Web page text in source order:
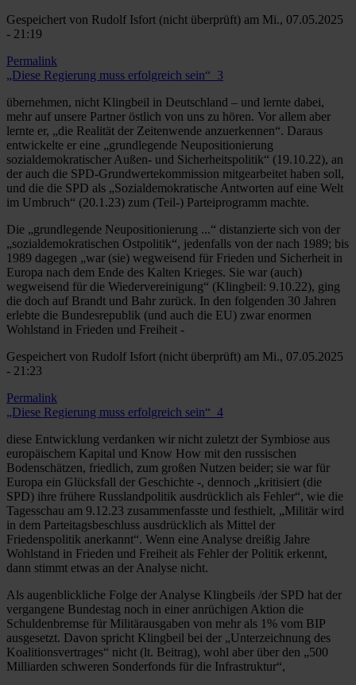
Gespeichert von Rudolf Isfort (nicht überprüft) am Mi., 07.05.2025
- 21:19
Permalink
„Diese Regierung muss erfolgreich sein“_3
übernehmen, nicht Klingbeil in Deutschland – und lernte dabei,
mehr auf unsere Partner östlich von uns zu hören. Vor allem aber
lernte er, „die Realität der Zeitenwende anzuerkennen“. Daraus
entwickelte er eine „grundlegende Neupositionierung
sozialdemokratischer Außen- und Sicherheitspolitik“ (19.10.22), an
der auch die SPD-Grundwertekommission mitgearbeitet haben soll,
und die die SPD als „Sozialdemokratische Antworten auf eine Welt
im Umbruch“ (20.1.23) zum (Teil-) Parteiprogramm machte.
Die „grundlegende Neupositionierung ...“ distanzierte sich von der
„sozialdemokratischen Ostpolitik“, jedenfalls von der nach 1989; bis
1989 dagegen „war (sie) wegweisend für Frieden und Sicherheit in
Europa nach dem Ende des Kalten Krieges. Sie war (auch)
wegweisend für die Wiedervereinigung“ (Klingbeil: 9.10.22), ging
die doch auf Brandt und Bahr zurück. In den folgenden 30 Jahren
erlebte die Bundesrepublik (und auch die EU) zwar enormen
Wohlstand in Frieden und Freiheit -
Gespeichert von Rudolf Isfort (nicht überprüft) am Mi., 07.05.2025
- 21:23
Permalink
„Diese Regierung muss erfolgreich sein“_4
diese Entwicklung verdanken wir nicht zuletzt der Symbiose aus
europäischem Kapital und Know How mit den russischen
Bodenschätzen, friedlich, zum großen Nutzen beider; sie war für
Europa ein Glücksfall der Geschichte -, dennoch „kritisiert (die
SPD) ihre frühere Russlandpolitik ausdrücklich als Fehler“, wie die
Tagesschau am 9.12.23 zusammenfasste und festhielt, „Militär wird
in dem Parteitagsbeschluss ausdrücklich als Mittel der
Friedenspolitik anerkannt“. Wenn eine Analyse dreißig Jahre
Wohlstand in Frieden und Freiheit als Fehler der Politik erkennt,
dann stimmt etwas an der Analyse nicht.
Als augenblickliche Folge der Analyse Klingbeils /der SPD hat der
vergangene Bundestag noch in einer anrüchigen Aktion die
Schuldenbremse für Militärausgaben von mehr als 1% vom BIP
ausgesetzt. Davon spricht Klingbeil bei der „Unterzeichnung des
Koalitionsvertrages“ nicht (lt. Beitrag), wohl aber über den „500
Milliarden schweren Sonderfonds für die Infrastruktur“,